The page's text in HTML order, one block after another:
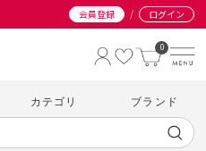
会員登録 / ログイン
0
カテゴリ ブランド